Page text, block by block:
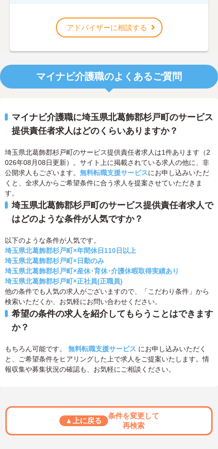
アドバイザーに相談する
マイナビ介護職のよくあるご質問
マイナビ介護職に埼玉県北葛飾郡杉戸町のサービス
提供責任者求人はどのくらいありますか？
埼玉県北葛飾郡杉戸町のサービス提供責任者求人は1件あります（2
026年08月08日更新）。サイト上に掲載されている求人の他に、非
公開求人もございます。 無料転職支援サービスにお申し込みいただ
くと、全求人からご希望条件に合う求人を提案させていただきま
す。
埼玉県北葛飾郡杉戸町のサービス提供責任者求人で
はどのような条件が人気ですか？
以下のような条件が人気です。
埼玉県北葛飾郡杉戸町×年間休日110日以上
埼玉県北葛飾郡杉戸町×日勤のみ
埼玉県北葛飾郡杉戸町×産休･育休･介護休暇取得実績あり
埼玉県北葛飾郡杉戸町×正社員(正職員)
他の条件でも人気の求人がございますので、「こだわり条件」から
検索いただくか、お気軽にお問い合わせください。
希望の条件の求人を紹介してもらうことはできます
か？
もちろん可能です。 無料転職支援サービス にお申し込みいただく
と、ご希望条件をヒアリングした上で求人をご提案いたします。情
報収集や募集状況の確認も、お気軽にご相談ください。
▲上に戻る
条件を変更して
再検索